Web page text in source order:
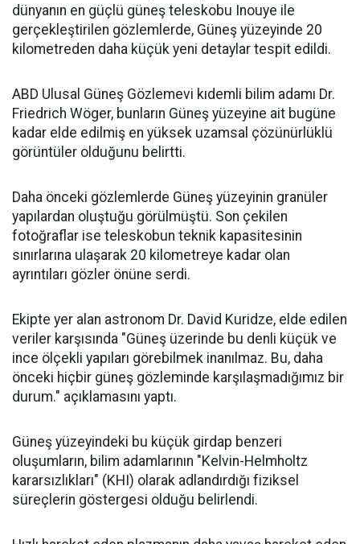
dünyanın en güçlü güneş teleskobu Inouye ile
gerçekleştirilen gözlemlerde, Güneş yüzeyinde 20
kilometreden daha küçük yeni detaylar tespit edildi.
ABD Ulusal Güneş Gözlemevi kıdemli bilim adamı Dr.
Friedrich Wöger, bunların Güneş yüzeyine ait bugüne
kadar elde edilmiş en yüksek uzamsal çözünürlüklü
görüntüler olduğunu belirtti.
Daha önceki gözlemlerde Güneş yüzeyinin granüler
yapılardan oluştuğu görülmüştü. Son çekilen
fotoğraflar ise teleskobun teknik kapasitesinin
sınırlarına ulaşarak 20 kilometreye kadar olan
ayrıntıları gözler önüne serdi.
Ekipte yer alan astronom Dr. David Kuridze, elde edilen
veriler karşısında "Güneş üzerinde bu denli küçük ve
ince ölçekli yapıları görebilmek inanılmaz. Bu, daha
önceki hiçbir güneş gözleminde karşılaşmadığımız bir
durum." açıklamasını yaptı.
Güneş yüzeyindeki bu küçük girdap benzeri
oluşumların, bilim adamlarının "Kelvin-Helmholtz
kararsızlıkları" (KHI) olarak adlandırdığı fiziksel
süreçlerin göstergesi olduğu belirlendi.